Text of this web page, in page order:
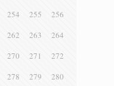
254 255
256
262 263
264
270 271
272
278 279
280